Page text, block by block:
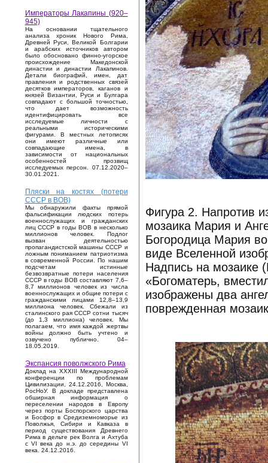
Императоры Лакапины (920–
945)
На основании тщательного
анализа хроник Нового Рима,
Древней Руси, Великой Болгарии
и арабских источников автором
было обосновано финно-угорское
происхождение Македонской
династии и династии Лакапинов.
Детали биографий, имен, дат
правления и родственных связей
десятков императоров, каганов и
князей Византии, Руси и Булгара
совпадают с большой точностью,
что дает возможность
идентифицировать все
исследуемые личности с
реальными историческими
фигурами. В местных летописях
они имеют различные или
совпадающие имена, в
зависимости от национальных
особенностей прозвищ
исследуемых персон. 07.12.2020–
30.01.2021.
Пляски на костях (потери
СССР в ВОВ)
Мы обнаружили факты прямой
фальсификации людских потерь
военнослужащих и гражданских
лиц СССР в годы ВОВ в несколько
миллионов человек. Подлог
вызван деятельностью
пропагандистской машины СССР и
ложным пониманием патриотизма
в современной России. По нашим
подсчетам истинные
безвозвратные потери населения
СССР в годы ВОВ составляют 7,6–
8,7 миллионов человек из числа
военнослужащих и общие потери с
гражданскими лицами 12,8–13,9
миллиона человек. Сбежали из
сталинского рая СССР сотни тысяч
(до 1,3 миллиона) человек. Мы
полагаем, что имя каждой жертвы
войны должно быть учтено и
озвучено публично. 04–
18.05.2019.
Экспансия поволжского Рима
Доклад на XXXIII Международной
конференции по проблемам
Цивилизации, 24.12.2016, Москва,
РосНоУ. В докладе представлена
обширная информация о
переселении народов в Европу
через порты Боспорского царства
и Босфор в Средиземноморье из
Поволжья, Сибири и Кавказа в
период существования Древнего
Рима в дельте рек Волга и Ахтуба
с VI века до н.э. до середины VI
века. 24.12.2016.
Фигура 2. Напротив
мозаика Мария и
Богородица Мария
виде Вселенной
Надпись на
«Богоматерь,
изображены два
поврежденная